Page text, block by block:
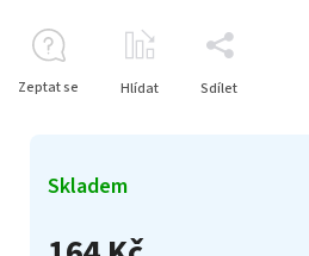
Skladem
Zeptat se Hlídat Sdílet